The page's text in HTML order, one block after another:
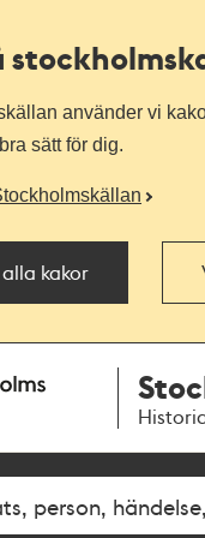
använder vi
sätt för dig.
kakor